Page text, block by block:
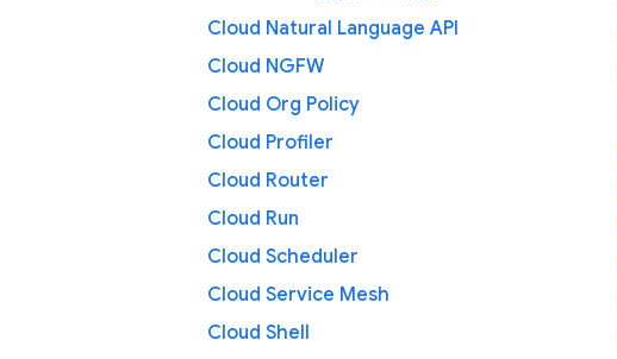
Cloud Natural Language API
Cloud NGFW
Cloud Org Policy
Cloud Profiler
Cloud Router
Cloud Run
Cloud Scheduler
Cloud Service Mesh
Cloud Shell